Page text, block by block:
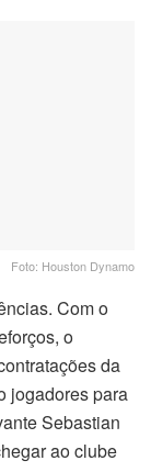
Foto: Houston Dynamo
Com o
o
da
jogadores para
Sebastian
ao clube